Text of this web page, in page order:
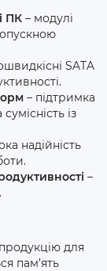
ПК – модулі
SATA
– підтримка
із
надійність
–
для
пам’ять